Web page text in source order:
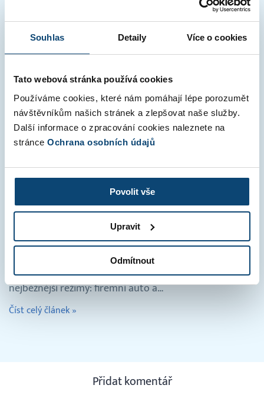
Souhlas Detaily Více o cookies
Tato webová stránka používá cookies
Používáme cookies, které nám pomáhají lépe porozumět
návštěvníkům našich stránek a zlepšovat naše služby.
Další informace o zpracování cookies naleznete na
stránce Ochrana osobních údajů
Povolit vše
Upravit
Odmítnout
Neexportujte faktury – nechte to na
Znáte to. Vždy začátkem měsíce vás začne „nahánět„
účetní, abyste mu dali všechny vaše faktury za minulý
měsíc. Nebylo by lepší dát mu přístup do vašeho účtu,
nechť…
Číst celý článek »
Náklady Účetnictví
Auto v podnikání – firemní auto
Věčná otázka: koupit si podnikatelské auto na firmu,
nebo na soukromou osobu? Odpověď závisí od více
faktorů. V následujících článcích si projdeme dva
nejběžnější režimy: firemní auto a…
Číst celý článek »
Přidat komentář